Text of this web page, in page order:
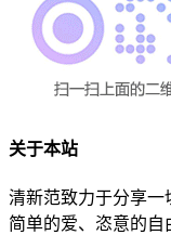
关于本站
清新范致力于分享一
简单的爱、恣意的